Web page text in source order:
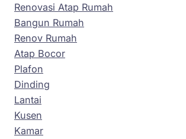
Renovasi Atap Rumah
Bangun Rumah
Renov Rumah
Atap Bocor
Plafon
Dinding
Lantai
Kusen
Kamar